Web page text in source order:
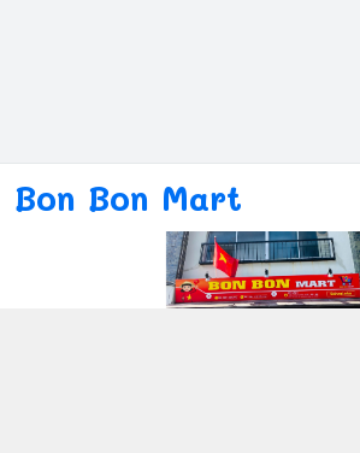
Bon Bon Mart